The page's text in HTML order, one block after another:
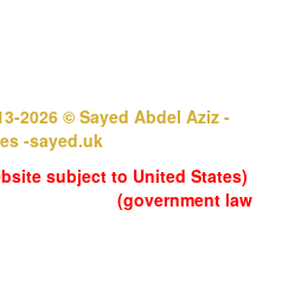
All Rights Reserved 2013-2026 © Sayed Abdel Aziz -
-sayed.uk
subject to United States
government law)